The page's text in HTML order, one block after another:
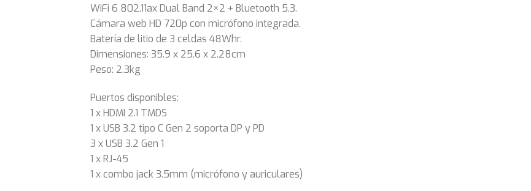
WiFi 6 802.11ax Dual Band 2×2 + Bluetooth 5.3.
Cámara web HD 720p con micrófono integrada.
Batería de litio de 3 celdas 48Whr.
Dimensiones: 35.9 x 25.6 x 2.28cm
Peso: 2.3kg
Puertos disponibles:
1 x HDMI 2.1 TMDS
1 x USB 3.2 tipo C Gen 2 soporta DP y PD
3 x USB 3.2 Gen 1
1 x RJ-45
1 x combo jack 3.5mm (micrófono y auriculares)